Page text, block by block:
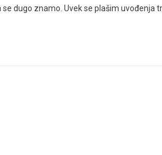
dugo znamo. Uvek se plašim uvođenja